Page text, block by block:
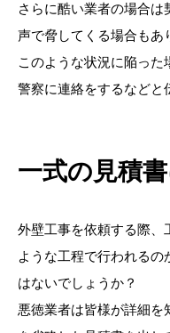
さらに酷い業者の場合
声で脅してくる場合もあ
このような状況に陥った
警察に連絡をするなどと
一式の見積書
外壁工事を依頼する際、
ような工程で行われる
はないでしょうか？
悪徳業者は皆様が詳細